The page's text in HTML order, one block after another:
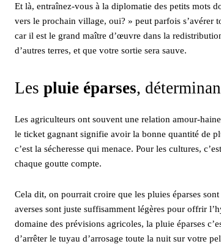
Et là, entraînez-vous à la diplomatie des petits mots
vers le prochain village, oui? » peut parfois
car il est le grand maître d’œuvre dans la
d’autres terres, et que votre sortie sera sauve.
Les pluie éparses,
Les agriculteurs ont souvent une relation amour-
le ticket gagnant signifie avoir la bonne quantité de
c’est la sécheresse qui menace. Pour les cultures,
chaque goutte compte.
Cela dit, on pourrait croire que les pluies éparses
averses sont juste suffisamment légères pour offrir
domaine des prévisions agricoles, la pluie éparses
d’arrêter le tuyau d’arrosage toute la nuit sur votre